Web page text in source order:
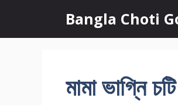
content
Bangla Choti
মামা ভাগ্নি চটি